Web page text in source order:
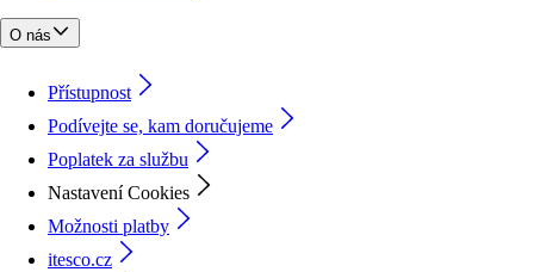
O nás
Přístupnost
Podívejte se, kam doručujeme
Poplatek za službu
Nastavení Cookies
Možnosti platby
itesco.cz